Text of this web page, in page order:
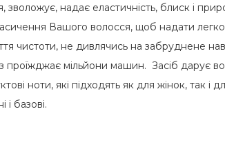
зволожує, надає еластичність, блиск і
Вашого волосся, щоб надати
чистоти, не дивлячись на забруднене
проїжджає мільйони машин. Засіб дарує
ноти, які підходять як для жінок, так і
і базові.